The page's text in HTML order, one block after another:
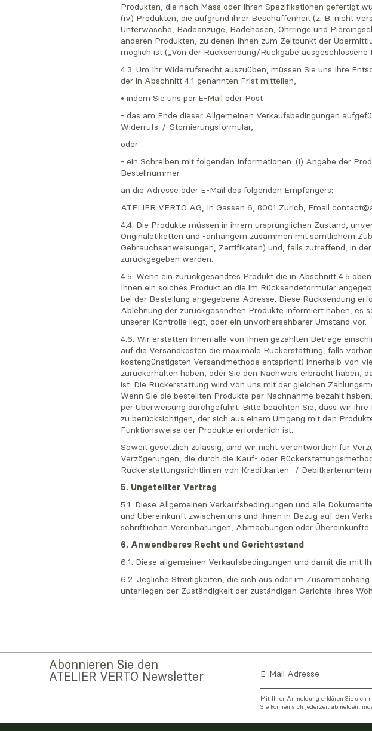
Produkten, die nach Mass oder Ihren Spezifikationen gefertigt
(iv) Produkten, die aufgrund ihrer Beschaffenheit (z. B. nicht
Unterwäsche, Badeanzüge, Badehosen, Ohrringe und
anderen Produkten, zu denen Ihnen zum Zeitpunkt der
möglich ist („Von der Rücksendung/Rückgabe ausgeschlossene
4.3. Um Ihr Widerrufsrecht auszuüben, müssen Sie uns Ihre
der in Abschnitt 4.1 genannten Frist mitteilen,
• indem Sie uns per E-Mail oder Post
- das am Ende dieser Allgemeinen Verkaufsbedingungen
Widerrufs-/-Stornierungsformular,
oder
- ein Schreiben mit folgenden Informationen: (i) Angabe der
Bestellnummer
an die Adresse oder E-Mail des folgenden Empfängers:
ATELIER VERTO AG, In Gassen 6, 8001 Zurich, Email
4.4. Die Produkte müssen in ihrem ursprünglichen Zustand,
Originaletiketten und -anhängern zusammen mit sämtlichem
Gebrauchsanweisungen, Zertifikaten) und, falls zutreffend, in
zurückgegeben werden.
4.5. Wenn ein zurückgesandtes Produkt die in Abschnitt 4.5
Ihnen ein solches Produkt an die im Rücksendeformular
bei der Bestellung angegebene Adresse. Diese Rücksendung
Ablehnung der zurückgesandten Produkte informiert haben, es
unserer Kontrolle liegt, oder ein unvorhersehbarer Umstand vor.
4.6. Wir erstatten Ihnen alle von Ihnen gezahlten Beträge
auf die Versandkosten die maximale Rückerstattung, falls
kostengünstigsten Versandmethode entspricht) innerhalb von
zurückerhalten haben, oder Sie den Nachweis erbracht haben,
ist. Die Rückerstattung wird von uns mit der gleichen
Wenn Sie die bestellten Produkte per Nachnahme bezahlt
per Überweisung durchgeführt. Bitte beachten Sie, dass wir
zu berücksichtigen, der sich aus einem Umgang mit den
Funktionsweise der Produkte erforderlich ist.
Soweit gesetzlich zulässig, sind wir nicht verantwortlich für
Verzögerungen, die durch die Kauf- oder
Rückerstattungsrichtlinien von Kreditkarten- /
5. Ungeteilter Vertrag
5.1. Diese Allgemeinen Verkaufsbedingungen und alle
und Übereinkunft zwischen uns und Ihnen in Bezug auf den
schriftlichen Vereinbarungen, Abmachungen oder Übereinkünfte
6. Anwendbares Recht und Gerichtsstand
6.1. Diese allgemeinen Verkaufsbedingungen und damit die mit
6.2. Jegliche Streitigkeiten, die sich aus oder im
unterliegen der Zuständigkeit der zuständigen Gerichte Ihres
Abonnieren Sie den
ATELIER VERTO Newsletter
Mit Ihrer Anmeldung erklären Sie sich
Sie können sich jederzeit abmelden,